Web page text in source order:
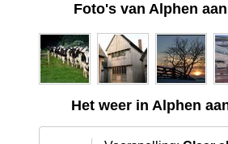
Foto's van Alphen
Het weer in Alphen